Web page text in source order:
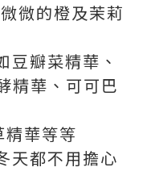
微的橙及茉莉
豆瓣菜精華、
精華、可可巴
華等等
天都不用擔心